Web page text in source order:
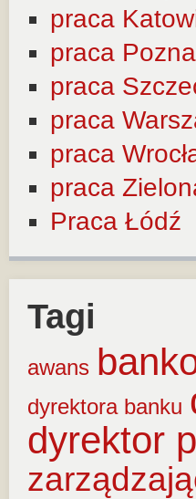
praca
praca
praca
praca
praca
praca
Praca Łódź
Tagi
awans
dyrektora banku
dyrektor